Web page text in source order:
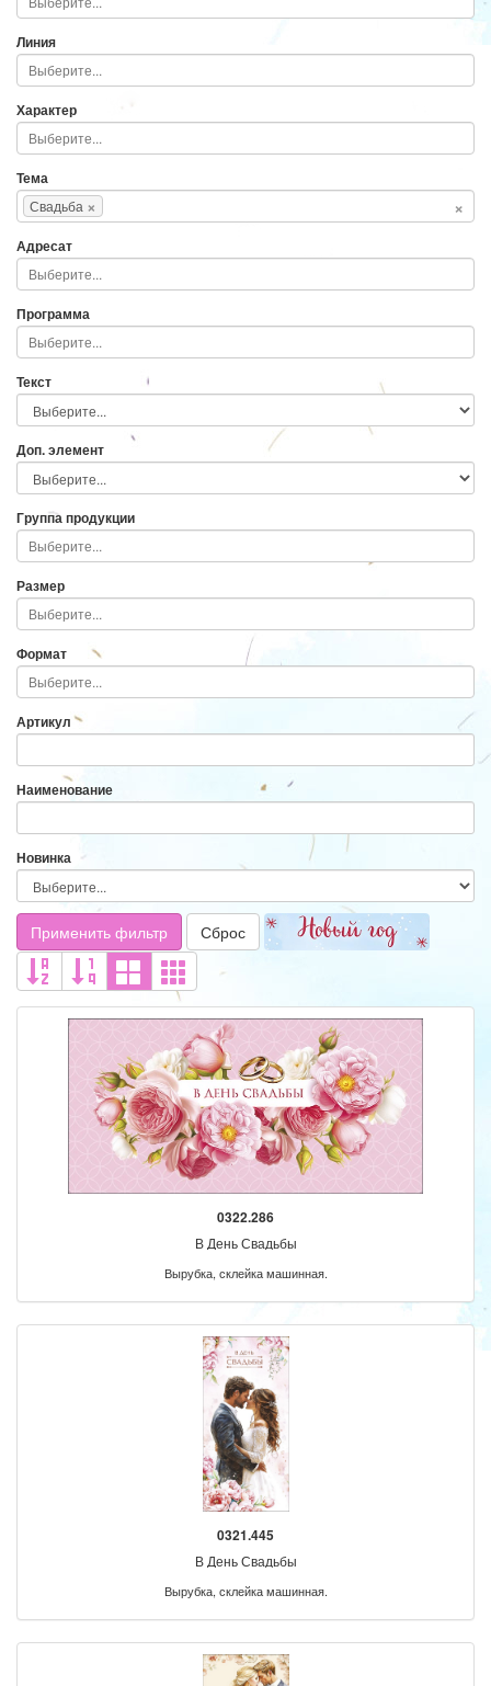
Линия
Характер
Тема
×
×
Свадьба
Адресат
Программа
Текст
Доп. элемент
Группа продукции
Размер
Формат
Артикул
Наименование
Новинка
Применить фильтр Сброс
0322.286
В День Свадьбы
Вырубка, склейка машинная.
0321.445
В День Свадьбы
Вырубка, склейка машинная.